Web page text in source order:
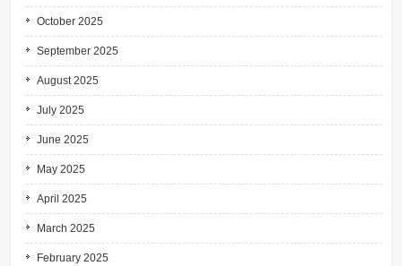
October 2025
September 2025
August 2025
July 2025
June 2025
May 2025
April 2025
March 2025
February 2025